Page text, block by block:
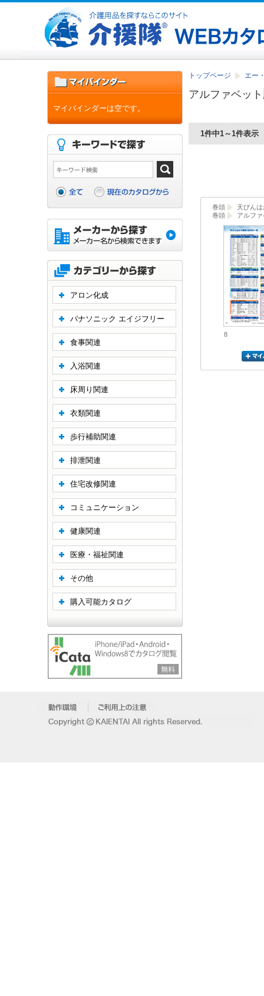
トップページ エー
アルファベッ
1件中1～1件表示
巻頭
天びん
巻頭
アルフ
8
マイバインダーは空です。
アロン化成
パナソニック エイジフリー
食事関連
入浴関連
床周り関連
衣類関連
歩行補助関連
排泄関連
住宅改修関連
コミュニケーション
健康関連
医療・福祉関連
その他
購入可能カタログ